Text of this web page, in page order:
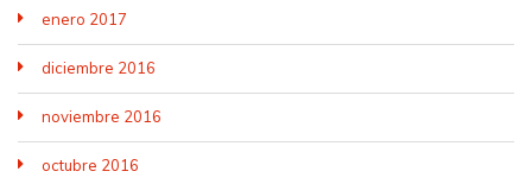
enero 2017
diciembre 2016
noviembre 2016
octubre 2016